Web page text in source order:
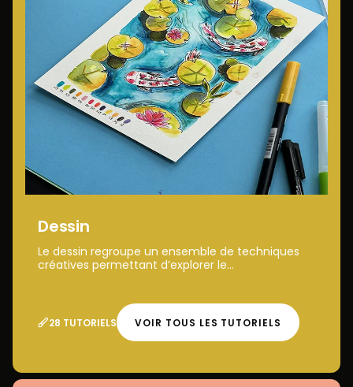
Dessin
Le dessin regroupe un ensemble de techniques
créatives permettant d’explorer le...
28 TUTORIELS VOIR TOUS LES TUTORIELS